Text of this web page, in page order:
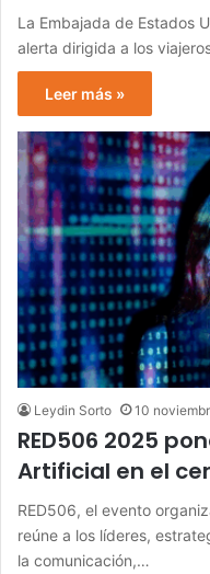
La Embajada de Estados
alerta dirigida a los
Leer más »
Leydin Sorto 10
RED506 2025
Artificial en el
RED506, el evento
reúne a los líderes,
la comunicación,…